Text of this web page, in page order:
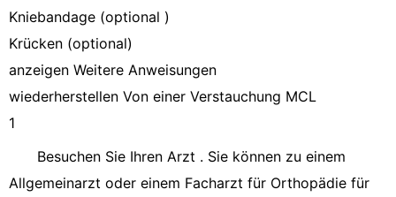
Kniebandage (optional )
Krücken (optional)
anzeigen Weitere Anweisungen
wiederherstellen Von einer Verstauchung MCL
1
Besuchen Sie Ihren Arzt . Sie können zu einem
Allgemeinarzt oder einem Facharzt für Orthopädie für